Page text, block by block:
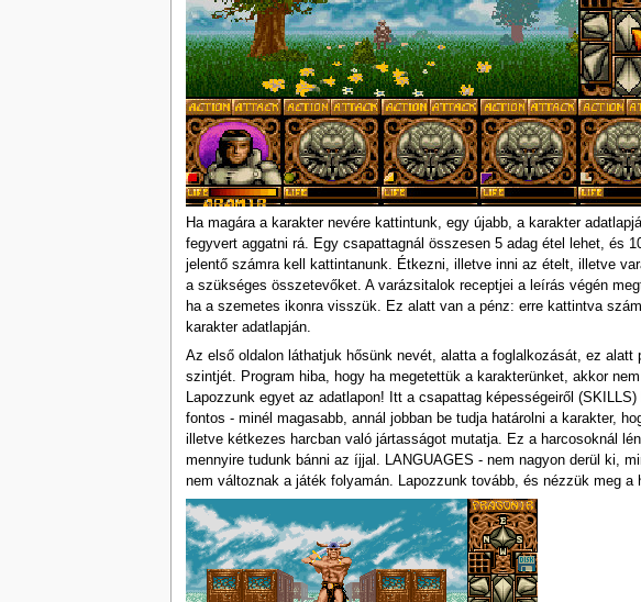
Ha magára a karakter nevére kattintunk, egy újabb, a karakter
fegyvert aggatni rá. Egy csapattagnál összesen 5 adag étel lehet, és
jelentő számra kell kattintanunk. Étkezni, illetve inni az ételt, illetve
a szükséges összetevőket. A varázsitalok receptjei a leírás végén
ha a szemetes ikonra visszük. Ez alatt van a pénz: erre kattintva
karakter adatlapján.
Az első oldalon láthatjuk hősünk nevét, alatta a foglalkozását, ez
szintjét. Program hiba, hogy ha megetettük a karakterünket, akkor
Lapozzunk egyet az adatlapon! Itt a csapattag képességeiről
fontos - minél magasabb, annál jobban be tudja határolni a karakter,
illetve kétkezes harcban való jártasságot mutatja. Ez a harcosoknál
mennyire tudunk bánni az íjjal. LANGUAGES - nem nagyon derül ki,
nem változnak a játék folyamán. Lapozzunk tovább, és nézzük meg a